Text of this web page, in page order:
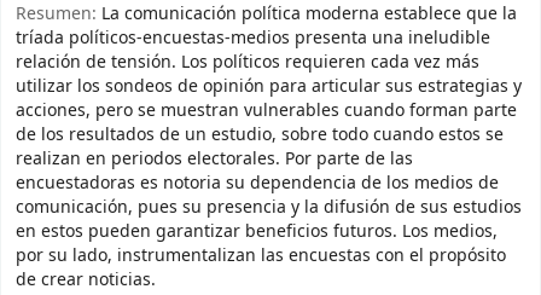
Resumen: La comunicación política moderna establece que la
tríada políticos-encuestas-medios presenta una ineludible
relación de tensión. Los políticos requieren cada vez más
utilizar los sondeos de opinión para articular sus estrategias y
acciones, pero se muestran vulnerables cuando forman parte
de los resultados de un estudio, sobre todo cuando estos se
realizan en periodos electorales. Por parte de las
encuestadoras es notoria su dependencia de los medios de
comunicación, pues su presencia y la difusión de sus estudios
en estos pueden garantizar beneficios futuros. Los medios,
por su lado, instrumentalizan las encuestas con el propósito
de crear noticias.